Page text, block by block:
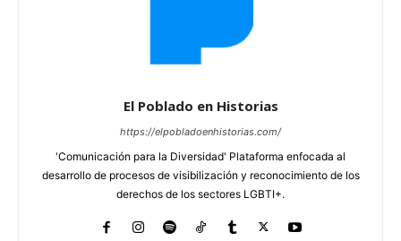
El Poblado en Historias
https://elpobladoenhistorias.com/
'Comunicación para la Diversidad' Plataforma enfocada al
desarrollo de procesos de visibilización y reconocimiento de los
derechos de los sectores LGBTI+.